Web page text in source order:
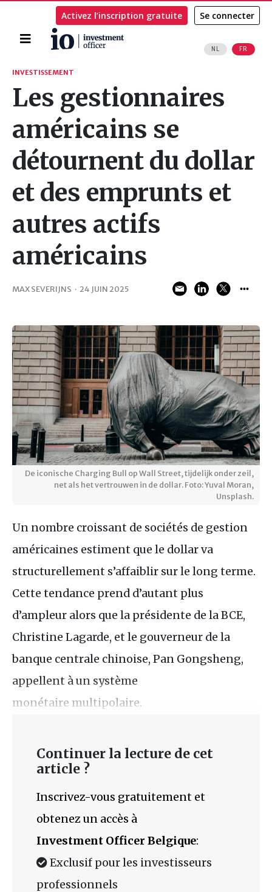
Accueil
NL FR
Activez l’inscription gratuite Se connecter
Rechercher
INVESTISSEMENT
Les gestionnaires
américains se
détournent du dollar
et des emprunts et
autres actifs
américains
MAX SEVERIJNS · 24 JUIN 2025
De iconische Charging Bull op Wall Street, tijdelijk onder zeil,
net als het vertrouwen in de dollar. Foto: Yuval Moran,
Unsplash.
Un nombre croissant de sociétés de gestion
américaines estiment que le dollar va
structurellement s’affaiblir sur le long terme.
Cette tendance prend d’autant plus
d’ampleur alors que la présidente de la BCE,
Christine Lagarde, et le gouverneur de la
banque centrale chinoise, Pan Gongsheng,
appellent à un système
monétaire multipolaire.
Continuer la lecture de cet
article ?
Inscrivez-vous gratuitement et
obtenez un accès à
Investment Officer Belgique:
Exclusif pour les investisseurs
professionnels